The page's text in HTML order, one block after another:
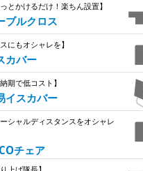
っとかけるだけ！楽ちん設置】
ブルクロス
スにもオシャレを】
カバー
納期で低コスト】
イスカバー
ーシャルディスタンスをオシャレ
チェア